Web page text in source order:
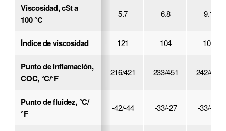
Viscosidad, cSta
100 °C
5.7 6.8 9.1
Índicede viscosidad 121 104 106
Puntode inflamación,
COC, °C/°F
216/421 233/451 242/468
Puntode fluidez, °C/
°F
-42/-44 -33/-27 -33/-27